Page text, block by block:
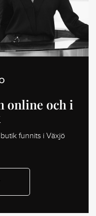
online och i
funnits i Växjö